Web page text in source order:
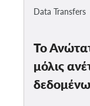
Data Transfers
Το
μόλις